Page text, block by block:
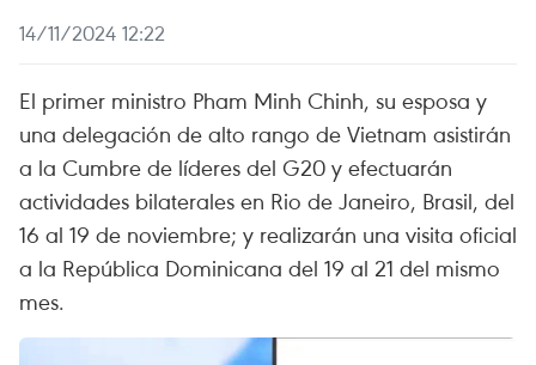
14/11/2024 12:22
El primer ministro Pham Minh Chinh, su esposa y
una delegación de alto rango de Vietnam asistirán
a la Cumbre de líderes del G20 y efectuarán
actividades bilaterales en Rio de Janeiro, Brasil, del
16 al 19 de noviembre; y realizarán una visita oficial
a la República Dominicana del 19 al 21 del mismo
mes.